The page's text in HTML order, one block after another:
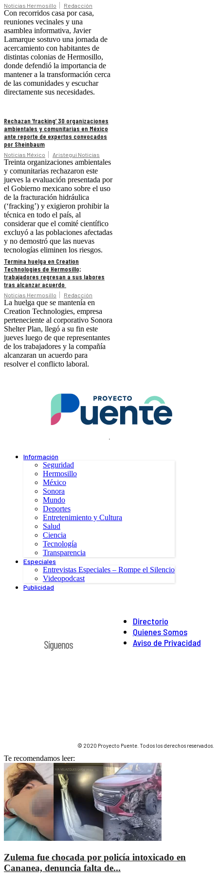
Noticias Hermosillo Redacción
Con recorridos casa por casa,
reuniones vecinales y una
asamblea informativa, Javier
Lamarque sostuvo una jornada de
acercamiento con habitantes de
distintas colonias de Hermosillo,
donde defendió la importancia de
mantener a la transformación cerca
de las comunidades y escuchar
directamente sus necesidades.
Rechazan ‘fracking’ 30 organizaciones
ambientales y comunitarias en México
ante reporte de expertos convocados
por Sheinbaum
Noticias México Aristegui Noticias
Treinta organizaciones ambientales
y comunitarias rechazaron este
jueves la evaluación presentada por
el Gobierno mexicano sobre el uso
de la fracturación hidráulica
(‘fracking’) y exigieron prohibir la
técnica en todo el país, al
considerar que el comité científico
excluyó a las poblaciones afectadas
y no demostró que las nuevas
tecnologías eliminen los riesgos.
Termina huelga en Creation
Technologies de Hermosillo;
trabajadores regresan a sus labores
tras alcanzar acuerdo
Noticias Hermosillo Redacción
La huelga que se mantenía en
Creation Technologies, empresa
perteneciente al corporativo Sonora
Shelter Plan, llegó a su fin este
jueves luego de que representantes
de los trabajadores y la compañía
alcanzaran un acuerdo para
resolver el conflicto laboral.
.
Información
Seguridad
Hermosillo
México
Sonora
Mundo
Deportes
Entretenimiento y Cultura
Salud
Ciencia
Tecnología
Transparencia
Especiales
Entrevistas Especiales – Rompe el Silencio
Videopodcast
Publicidad
Directorio
Quienes Somos
Aviso de Privacidad
Síguenos
© 2020 Proyecto Puente. Todos los derechos reservados.
Te recomendamos leer:
Zulema fue chocada por policía intoxicado en
Cananea, denuncia falta de...